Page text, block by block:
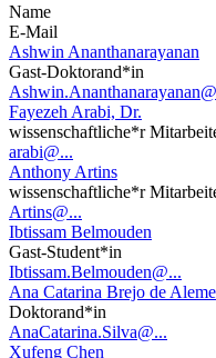
Name
E-Mail
Ashwin Ananthanarayanan
Gast-Doktorand*in
Fayezeh Arabi, Dr.
wissenschaftliche*r
arabi@...
Anthony Artins
wissenschaftliche*r
Artins@...
Ibtissam Belmouden
Gast-Student*in
Ibtissam.Belmouden@...
Ana Catarina Brejo de
Doktorand*in
AnaCatarina.Silva@...
Xufeng Chen